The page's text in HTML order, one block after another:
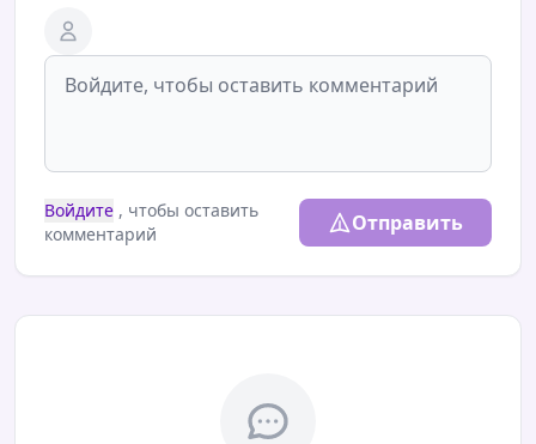
Войдите , чтобы оставить
комментарий
Отправить